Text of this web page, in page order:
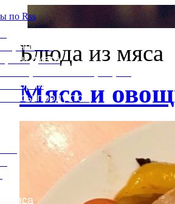
пряности
и диета
калорий
массы продуктов
мяса
по Rss
Блюда из мяса
Мясо и